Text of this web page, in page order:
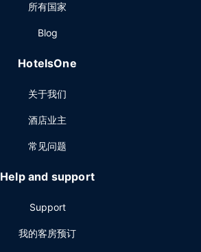
所有国家
Blog
HotelsOne
关于我们
酒店业主
常见问题
Help and support
Support
我的客房预订